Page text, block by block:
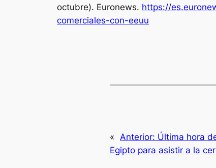
octubre). Euronews. https://
comerciales-con-eeuu
« Anterior: Última hora
Egipto para asistir a la